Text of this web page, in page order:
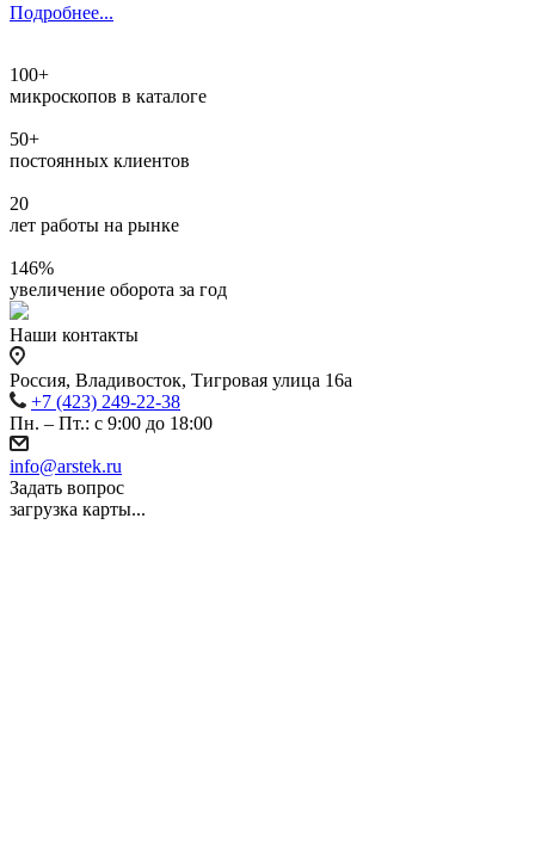
Подробнее...
100+
микроскопов в каталоге
50+
постоянных клиентов
20
лет работы на рынке
146%
увеличение оборота за год
Наши контакты
Россия, Владивосток, Тигровая улица 16а
+7 (423) 249-22-38
Пн. – Пт.: с 9:00 до 18:00
info@arstek.ru
Задать вопрос
загрузка карты...